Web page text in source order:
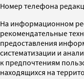
Номер телефона
На информационном
рекомендательные
предоставления
систематизации и
к предпочтениям
находящихся на